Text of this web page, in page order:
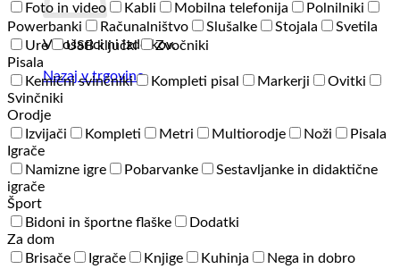
V košarici ni izdelkov.
Nazaj v trgovino
Foto in video
Kabli Mobilna telefonija
Polnilniki
Powerbanki
Računalništvo Slušalke Stojala
Svetila
Ure
USB ključki
Zvočniki
Pisala
Kemični svinčniki
Kompleti pisal Markerji
Ovitki
Svinčniki
Orodje
Izvijači
Kompleti Metri Multiorodje Noži
Pisala
Igrače
Namizne igre
Pobarvanke
Sestavljanke in didaktične
igrače
Šport
Bidoni in športne flaške
Dodatki
Za dom
Brisače
Igrače Knjige Kuhinja
Nega in dobro